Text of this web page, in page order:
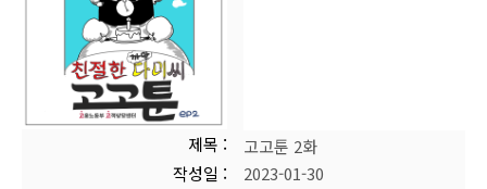
제목
고고툰 2화
작성일
2023-01-30